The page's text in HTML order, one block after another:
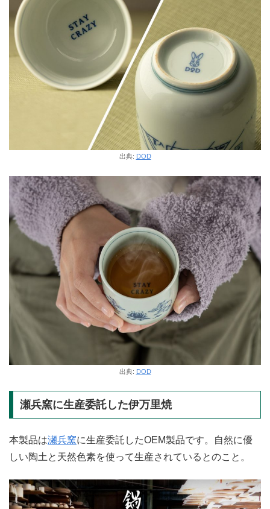
出典: DOD
出典: DOD
瀬兵窯に生産委託した伊万里焼
本製品は瀬兵窯に生産委託したOEM製品です。自然に優
しい陶土と天然色素を使って生産されているとのこと。